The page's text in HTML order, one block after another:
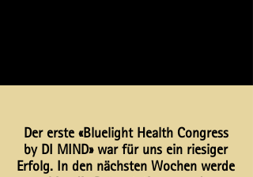
Der erste «Bluelight Health Congress
by DI MIND»war für uns ein riesiger
Erfolg. In den nächsten Wochen werde